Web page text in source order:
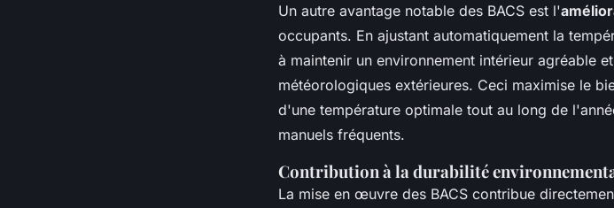
Un autre avantage notable des BACS est l'
occupants. En ajustant automatiquement la
à maintenir un environnement intérieur agréable
météorologiques extérieures. Ceci maximise le
d'une température optimale tout au long de
manuels fréquents.
Contribution à la durabilité
La mise en œuvre des BACS contribue